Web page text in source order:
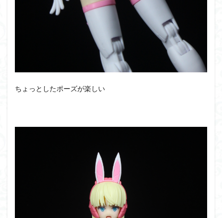
ちょっとしたポーズが楽しい